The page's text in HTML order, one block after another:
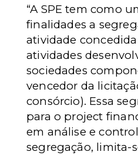
“A SPE tem como
finalidades a
atividade
atividades
sociedades
vencedor da
consórcio). Essa
para o project
em análise e
segregação, limita-